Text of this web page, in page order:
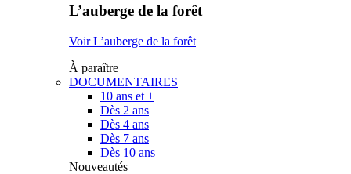
L’auberge de la forêt
Voir L’auberge de la forêt
À paraître
DOCUMENTAIRES
10 ans et +
Dès 2 ans
Dès 4 ans
Dès 7 ans
Dès 10 ans
Nouveautés